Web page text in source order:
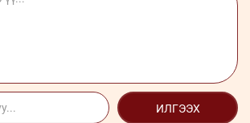
ИЛГЭЭХ